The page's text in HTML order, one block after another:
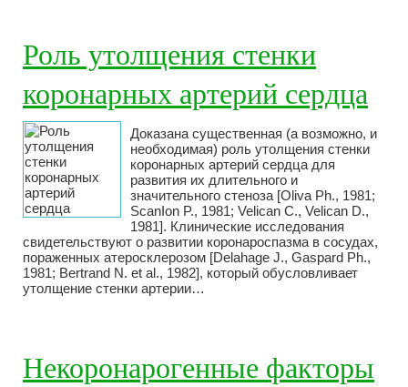
Роль утолщения стенки
коронарных артерий сердца
Доказана существенная (а возможно, и
необходимая) роль утолщения стенки
коронарных артерий сердца для
развития их длительного и
значительного стеноза [Oliva Ph., 1981;
ScanIon P., 1981; Velican С., Velican D.,
1981]. Клинические исследования
свидетельствуют о развитии коронароспазма в сосудах,
пораженных атеросклерозом [Delahage J., Gaspard Ph.,
1981; Bertrand N. et al., 1982], который обусловливает
утолщение стенки артерии…
Некоронарогенные факторы